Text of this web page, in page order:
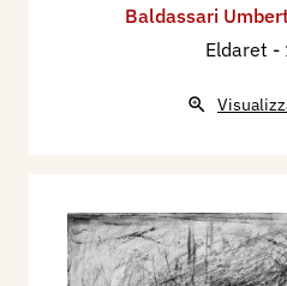
Baldassari
Eldaret -